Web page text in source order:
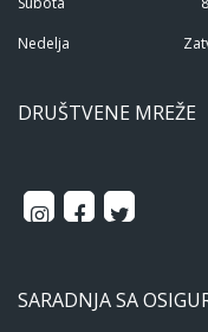
Nedelja
DRUŠTVENE MREŽE
SARADNJA SA